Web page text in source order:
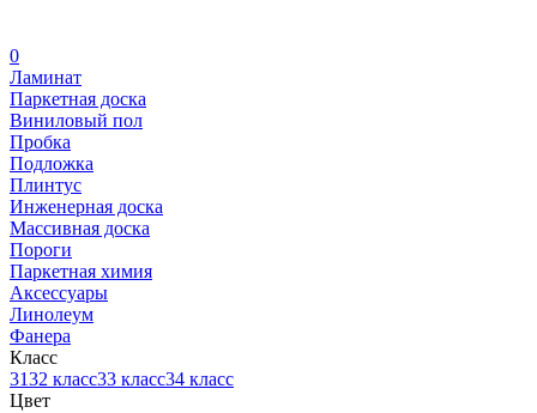
0
Ламинат
Паркетная доска
Виниловый пол
Пробка
Подложка
Плинтус
Инженерная доска
Массивная доска
Пороги
Паркетная химия
Аксессуары
Линолеум
Фанера
Класс
3132 класс33 класс34 класс
Цвет